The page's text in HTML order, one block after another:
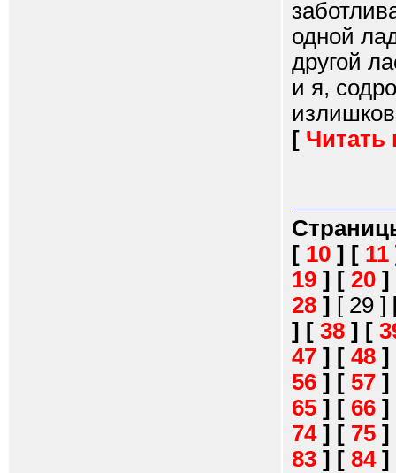
одной
другой
и я,
[ Читать
[ 10 ] [ 11
19 ] [ 20 ]
28 ] [ 29 ]
] [ 38 ] [
47 ] [ 48 ]
56 ] [ 57 ]
65 ] [ 66 ]
74] [ 75 ]
83 ] [ 84]